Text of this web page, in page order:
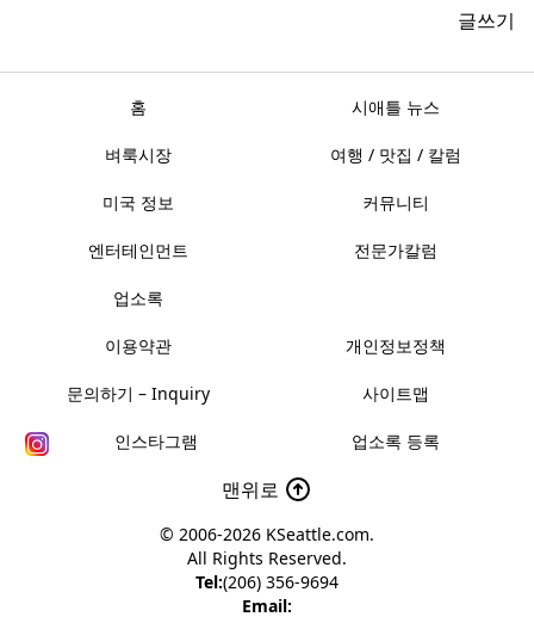
글쓰기
홈 시애틀 뉴스
벼룩시장 여행 / 맛집 / 칼럼
미국 정보 커뮤니티
엔터테인먼트 전문가칼럼
업소록
이용약관 개인정보정책
문의하기 – Inquiry 사이트맵
인스타그램 업소록 등록
맨위로
© 2006-2026 KSeattle.com.
All Rights Reserved.
Tel:(206) 356-9694
Email: